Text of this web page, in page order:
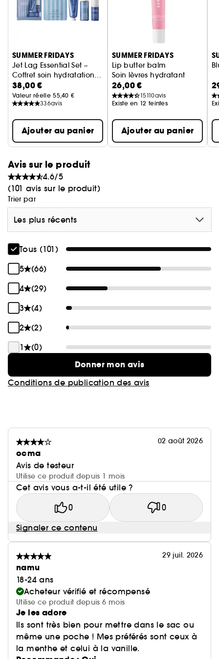
SUMMER FRIDAYS
Jet Lag Essential Set –
Coffret soin hydratation
visage
38,00 €
Valeur réelle 55,40 €
336avis
Ajouter au panier
SUMMER FRIDAYS
Lip butter balm
Soin lèvres hydratant
26,00 €
15110avis
Existe en 12 teintes
Ajouter au panier
Avis sur le produit
4.6/5
(101 avis sur le produit)
Trier par
Les plus récents
Tous (101)
5
(66)
4
(29)
3
(4)
2
(2)
1
(0)
Donner mon avis
Conditions de publication des avis
02 août 2026
ocma
Avis de testeur
Utilise ce produit depuis 1 mois
Cet avis vous a-t-il été utile ?
0 0
Signaler ce contenu
29 juil. 2026
namu
18-24 ans
Acheteur vérifié et récompensé
Utilise ce produit depuis 6 mois
Je les adore
Ils sont très bien pour mettre dans le sac ou
même une poche ! Mes préférés sont ceux à
la menthe et celui à la vanille.